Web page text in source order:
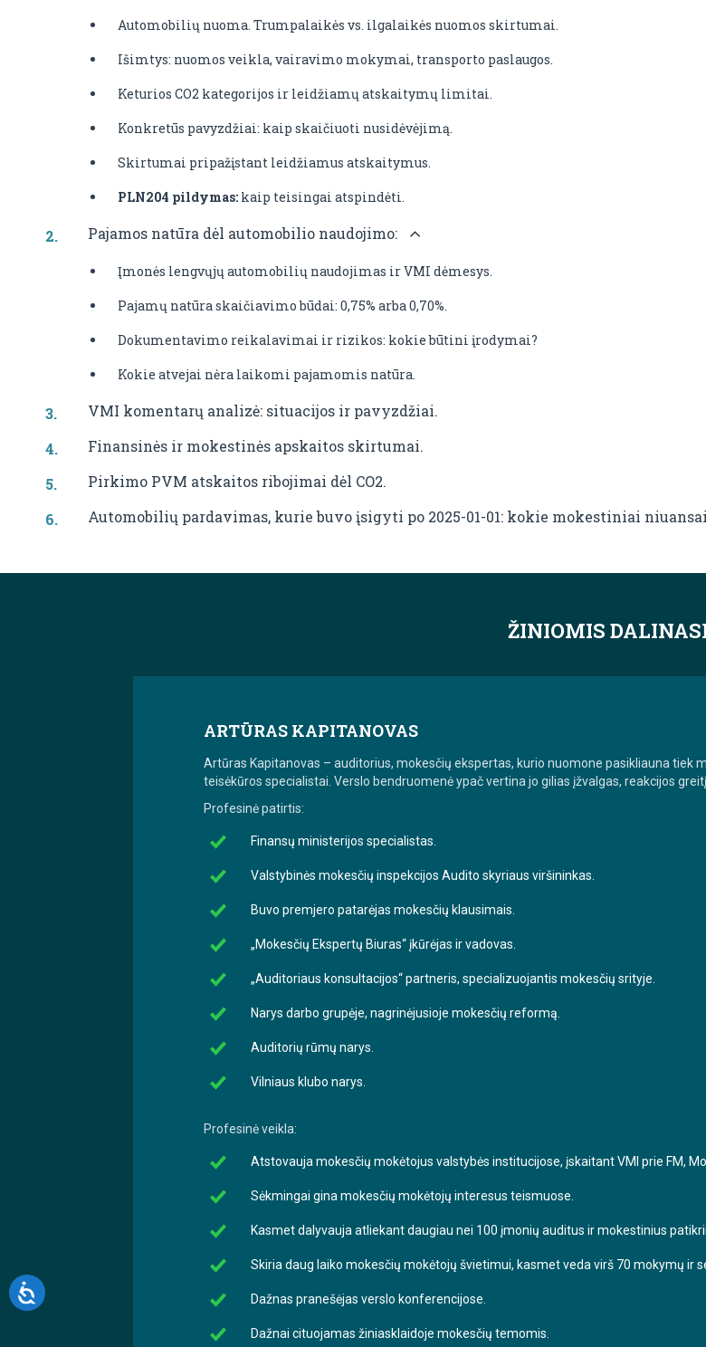
Automobilių nuoma. Trumpalaikės vs. ilgalaikės nuomos skirtumai.
Išimtys: nuomos veikla, vairavimo mokymai, transporto paslaugos.
Keturios CO2 kategorijos ir leidžiamų atskaitymų limitai.
Konkretūs pavyzdžiai: kaip skaičiuoti nusidėvėjimą.
Skirtumai pripažįstant leidžiamus atskaitymus.
PLN204 pildymas: kaip teisingai atspindėti.
Pajamos natūra dėl automobilio naudojimo:
Įmonės lengvųjų automobilių naudojimas ir VMI dėmesys.
Pajamų natūra skaičiavimo būdai: 0,75% arba 0,70%.
Dokumentavimo reikalavimai ir rizikos: kokie būtini įrodymai?
Kokie atvejai nėra laikomi pajamomis natūra.
VMI komentarų analizė: situacijos ir pavyzdžiai.
Finansinės ir mokestinės apskaitos skirtumai.
Pirkimo PVM atskaitos ribojimai dėl CO2.
Automobilių pardavimas, kurie buvo įsigyti po 2025-01-01: kokie mokestiniai
ŽINIOMIS
ARTŪRAS KAPITANOVAS
Artūras Kapitanovas – auditorius, mokesčių ekspertas, kurio nuomone pasikliauna tiek
teisėkūros specialistai. Verslo bendruomenė ypač vertina jo gilias įžvalgas, reakcijos
Profesinė patirtis:
Finansų ministerijos specialistas.
Valstybinės mokesčių inspekcijos Audito skyriaus viršininkas.
Buvo premjero patarėjas mokesčių klausimais.
„Mokesčių Ekspertų Biuras“ įkūrėjas ir vadovas.
„Auditoriaus konsultacijos“ partneris, specializuojantis mokesčių srityje.
Narys darbo grupėje, nagrinėjusioje mokesčių reformą.
Auditorių rūmų narys.
Vilniaus klubo narys.
Profesinė veikla:
Atstovauja mokesčių mokėtojus valstybės institucijose, įskaitant VMI prie FM,
Sėkmingai gina mokesčių mokėtojų interesus teismuose.
Kasmet dalyvauja atliekant daugiau nei 100 įmonių auditus ir mokestinius
Skiria daug laiko mokesčių mokėtojų švietimui, kasmet veda virš 70 mokymų ir
Dažnas pranešėjas verslo konferencijose.
Dažnai cituojamas žiniasklaidoje mokesčių temomis.